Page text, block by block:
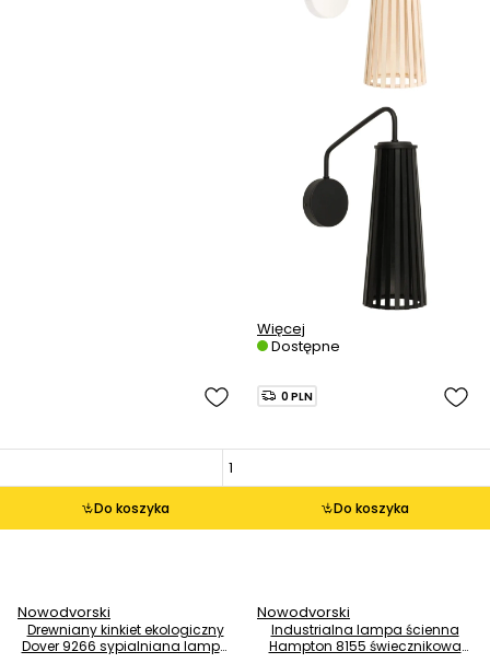
Więcej
Dostępne
Do koszyka
Nowodvorski
Drewniany kinkiet ekologiczny
Dover 9266 sypialniana lampa
Do koszyka
0 PLN
Nowodvorski
Industrialna lampa ścienna
Hampton 8155 świecznikowa